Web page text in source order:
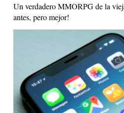
Un verdadero MMORPG de la
antes, pero mejor!